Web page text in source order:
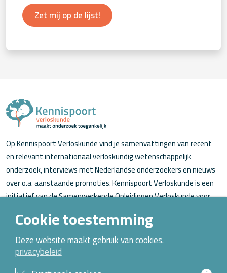
Zet mij op de lijst!
Op Kennispoort Verloskunde vind je samenvattingen van recent
en relevant internationaal verloskundig wetenschappelijk
onderzoek, interviews met Nederlandse onderzoekers en nieuws
over o.a. aanstaande promoties. Kennispoort Verloskunde is een
initiatief van de Samenwerkende Opleidingen Verloskunde voor
Over Kennispoort Verloskunde
Contact
Archief
Cookie toestemming
Deze website maakt gebruik van cookies.
privacybeleid